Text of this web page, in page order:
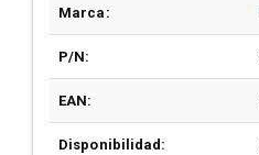
Marca:
P/N:
EAN:
Disponibilidad: